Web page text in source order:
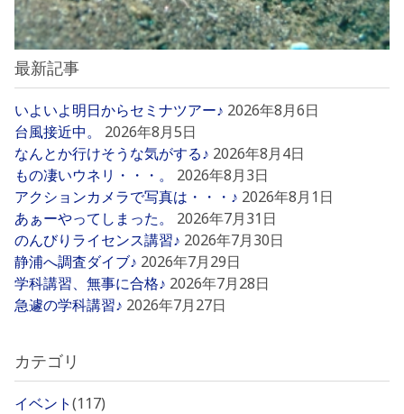
最新記事
いよいよ明日からセミナツアー♪ 2026年8月6日
台風接近中。
2026年8月5日
なんとか行けそうな気がする♪ 2026年8月4日
もの凄いウネリ・・・。
2026年8月3日
アクションカメラで写真は・・・♪ 2026年8月1日
あぁーやってしまった。
2026年7月31日
のんびりライセンス講習♪ 2026年7月30日
静浦へ調査ダイブ♪ 2026年7月29日
学科講習、無事に合格♪ 2026年7月28日
急遽の学科講習♪ 2026年7月27日
カテゴリ
イベント(117)